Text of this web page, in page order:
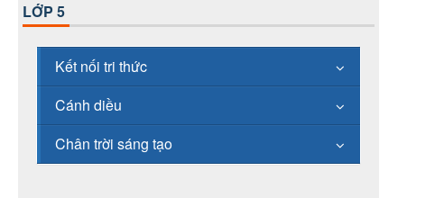
LỚP 5
Kết nối tri thức
Cánh diều
Chân trời sáng tạo